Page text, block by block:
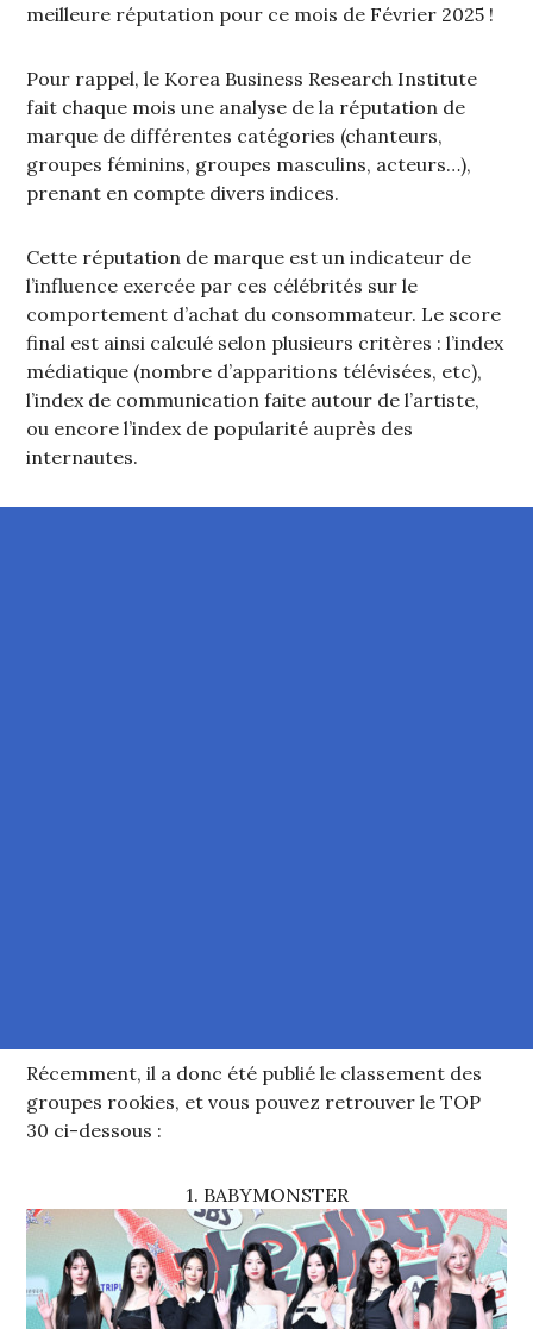
meilleure réputation pour ce mois de Février 2025 !
Pour rappel, le Korea Business Research Institute
fait chaque mois une analyse de la réputation de
marque de différentes catégories (chanteurs,
groupes féminins, groupes masculins, acteurs…),
prenant en compte divers indices.
Cette réputation de marque est un indicateur de
l’influence exercée par ces célébrités sur le
comportement d’achat du consommateur. Le score
final est ainsi calculé selon plusieurs critères : l’index
médiatique (nombre d’apparitions télévisées, etc),
l’index de communication faite autour de l’artiste,
ou encore l’index de popularité auprès des
internautes.
Récemment, il a donc été publié le classement des
groupes rookies, et vous pouvez retrouver le TOP
30 ci-dessous :
1. BABYMONSTER